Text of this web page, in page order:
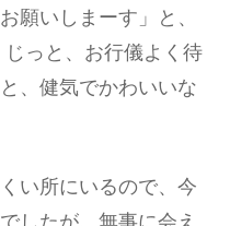
願いしまーす」と、
っと、お行儀よく待
、健気でかわいいな
い所にいるので、今
したが、無事に会え